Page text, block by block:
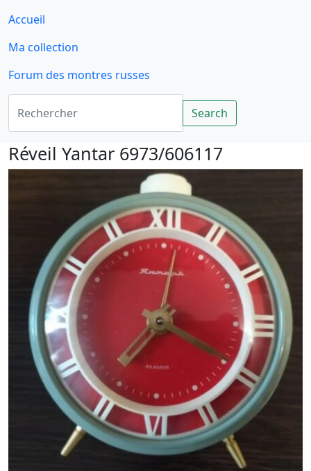
Accueil
Ma collection
Forum des montres russes
Rechercher
Search
Réveil Yantar 6973/606117